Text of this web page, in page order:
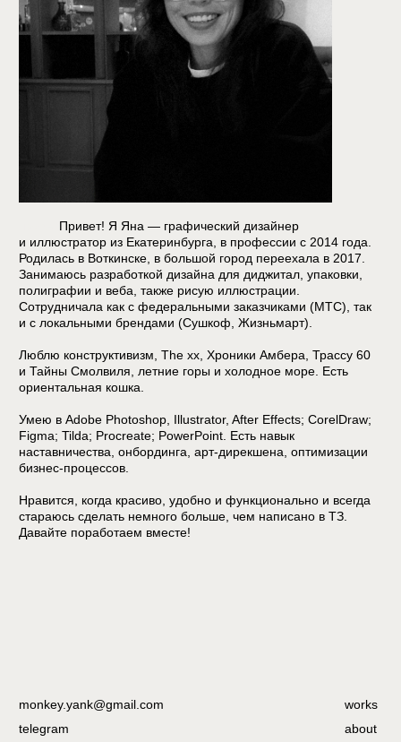
Люблю конструктивизм, The xx, Хроники Амбера, Трассу 60
и Тайны Смолвиля, летние горы и холодное море. Есть
ориентальная кошка.
Умею в Adobe Photoshop, Illustrator, After Effects; CorelDraw;
Figma; Tilda; Procreate; PowerPoint. Есть навык
наставничества, онбординга, арт-дирекшена, оптимизации
бизнес-процессов.
Нравится, когда красиво, удобно и функционально и всегда
стараюсь сделать немного больше, чем написано в ТЗ.
Давайте поработаем вместе!
monkey.yank@gmail.com
about
works
telegram
monkey_yank ©️ 2026